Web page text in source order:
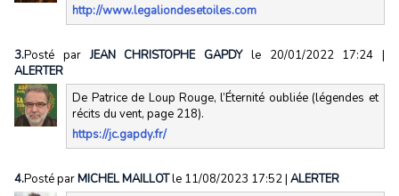
http://www.legaliondesetoiles.com
3.Posté parJEAN CHRISTOPHE GAPDY le 20/01/2022 17:24 |
ALERTER
De Patrice de Loup Rouge, l’Éternité oubliée (légendes et
récits du vent, page 218).
https://jc.gapdy.fr/
4.Posté parMICHEL MAILLOTle 11/08/2023 17:52| ALERTER